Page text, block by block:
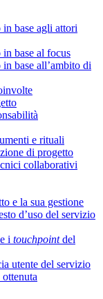
base agli attori
base al focus
base all’ambito di
e rituali
di progetto
collaborativi
e la sua gestione
d’uso del servizio
i touchpointdel
utente del servizio